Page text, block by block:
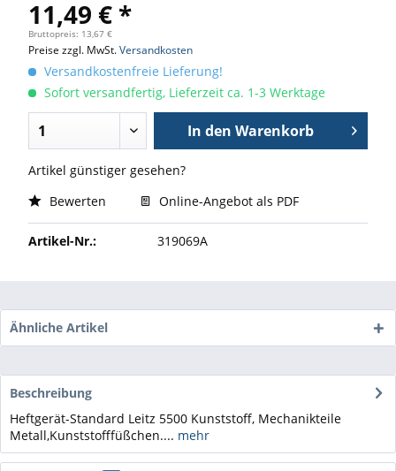
11,49 € *
Bruttopreis: 13,67 €
Preise zzgl. MwSt.Versandkosten
Versandkostenfreie Lieferung!
Sofort versandfertig, Lieferzeit ca. 1-3 Werktage
In den Warenkorb
Artikel günstiger gesehen?
Bewerten
Online-Angebot als PDF
Artikel-Nr.: 319069A
Ähnliche Artikel
Beschreibung
Heftgerät-Standard Leitz 5500 Kunststoff, Mechanikteile
Metall,Kunststofffüßchen.... mehr